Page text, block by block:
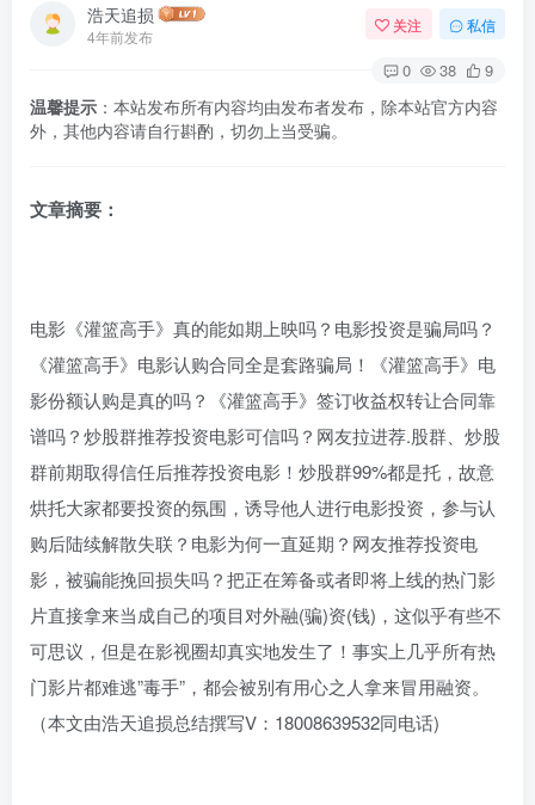
浩天追损
4年前发布
关注 私信
0 38 9
温馨提示 ：本站发布所有内容均由发布者发布，除本站官方内容
外，其他内容请自行斟酌，切勿上当受骗。
文章摘要：
电影《灌篮高手》真的能如期上映吗？电影投资是骗局吗？
《灌篮高手》电影认购合同全是套路骗局！《灌篮高手》电
影份额认购是真的吗？《灌篮高手》签订收益权转让合同靠
谱吗？炒股群推荐投资电影可信吗？网友拉进荐.股群、炒股
群前期取得信任后推荐投资电影！炒股群99%都是托，故意
烘托大家都要投资的氛围，诱导他人进行电影投资，参与认
购后陆续解散失联？电影为何一直延期？网友推荐投资电
影，被骗能挽回损失吗？把正在筹备或者即将上线的热门影
片直接拿来当成自己的项目对外融(骗)资(钱)，这似乎有些不
可思议，但是在影视圈却真实地发生了！事实上几乎所有热
门影片都难逃”毒手”，都会被别有用心之人拿来冒用融资。
（本文由浩天追损总结撰写V：18008639532同电话)